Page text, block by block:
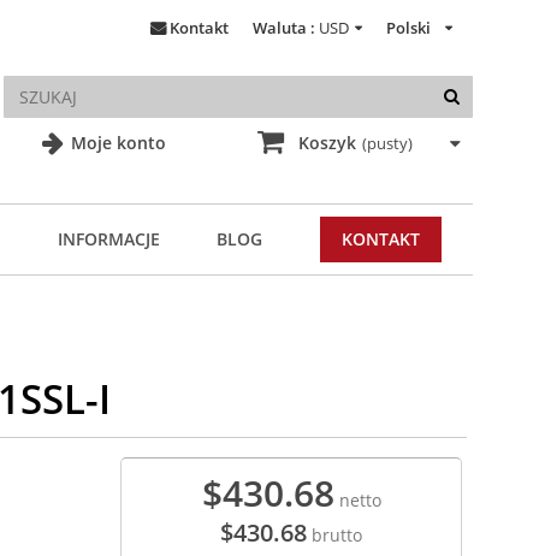
Moje konto
Polski
Waluta : USD
Kontakt
Koszyk (pusty)
INFORMACJE BLOG KONTAKT
I
$430.68 netto
$430.68 brutto